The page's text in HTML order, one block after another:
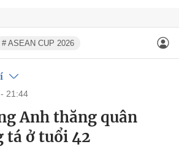
# ASEAN CUP 2026
21:44
Anh thăng quân
tá ở tuổi 42